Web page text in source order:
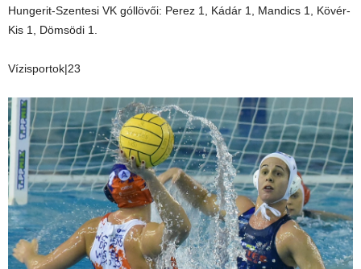
Hungerit-Szentesi VK góllövői: Perez 1, Kádár 1, Mandics 1, Kövér-
Kis 1, Dömsödi 1.
Vízisportok|23